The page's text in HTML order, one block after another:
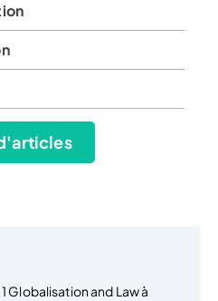
Globalisation and Law à